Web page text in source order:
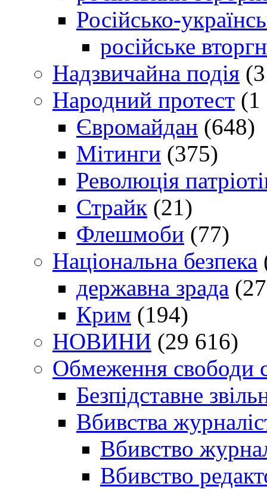
Російсько-
російське
Надзвичайна подія
Народний протест (1
Євромайдан (648)
Мітинги (375)
Революція
Страйк (21)
Флешмоби (77)
Національна безпека
державна зрада
Крим (194)
НОВИНИ (29 616)
Обмеження свободи
Безпідставне
Вбивства
Вбивство
Вбивство